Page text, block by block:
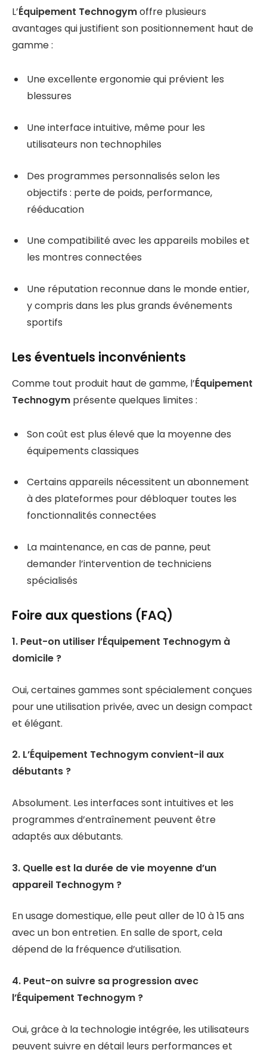
L’Équipement Technogymoffre plusieurs
avantages qui justifient son positionnement haut de
gamme :
Une excellente ergonomie qui prévient les
blessures
Une interface intuitive, même pour les
utilisateurs non technophiles
Des programmes personnalisés selon les
objectifs : perte de poids, performance,
rééducation
Une compatibilité avec les appareils mobiles et
les montres connectées
Une réputation reconnue dans le monde entier,
y compris dans les plus grands événements
sportifs
Les éventuels inconvénients
Comme tout produit haut de gamme, l’Équipement
Technogym présente quelques limites :
Son coût est plus élevé que la moyenne des
équipements classiques
Certains appareils nécessitent un abonnement
à des plateformes pour débloquer toutes les
fonctionnalités connectées
La maintenance, en cas de panne, peut
demander l’intervention de techniciens
spécialisés
Foire aux questions (FAQ)
1. Peut-on utiliser l’Équipement Technogym à
domicile ?
Oui, certaines gammes sont spécialement conçues
pour une utilisation privée, avec un design compact
et élégant.
2. L’Équipement Technogym convient-il aux
débutants ?
Absolument. Les interfaces sont intuitives et les
programmes d’entraînement peuvent être
adaptés aux débutants.
3. Quelle est la durée de vie moyenne d’un
appareil Technogym ?
En usage domestique, elle peut aller de 10 à 15 ans
avec un bon entretien. En salle de sport, cela
dépend de la fréquence d’utilisation.
4. Peut-on suivre sa progression avec
l’Équipement Technogym ?
Oui, grâce à la technologie intégrée, les utilisateurs
peuvent suivre en détail leurs performances et